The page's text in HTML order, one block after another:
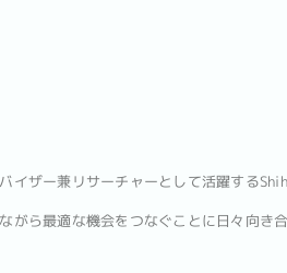
ザー兼リサーチャーとして活躍する
ら最適な機会をつなぐことに日々向き合